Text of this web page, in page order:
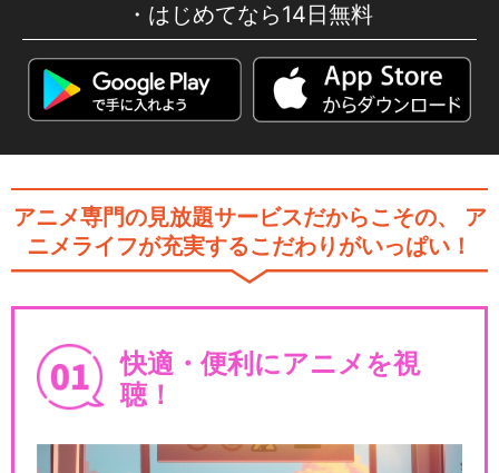
はじめてなら14日無料
アニメ専門の見放題サービスだからこその、
ア
ニメライフが充実するこだわりがいっぱい！
快適・便利にアニメを視
聴！